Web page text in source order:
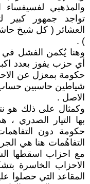
والمذهبي
تواجد جمهور كبير
العشائر ( كل شيخ
) .
وهنا يُكمن الفشل في
أي حزب يفوز بعدد
حكومة بمعزل عن
شياطين حاسبين
الاصل .
وكمثال على ذلك هو
بها التيار الصدري
حكومة دون
التفاهُمات هنا هي
مع احزاب اسقطها
الاحزاب الخاسرة
المقاعد التي حصلوا